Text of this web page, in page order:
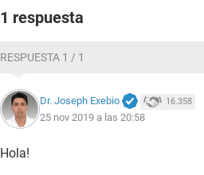
1 respuesta
RESPUESTA 1 / 1
Dr. Joseph Exebio 16.358
25 nov 2019 a las 20:58
Hola!